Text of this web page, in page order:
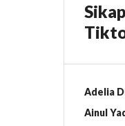
Adelia
Ainul